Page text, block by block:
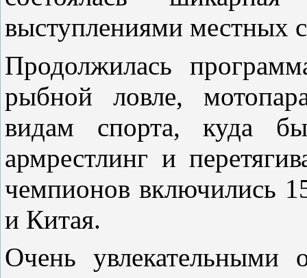
выступлениями местных
Продолжилась
рыбной ловле,
видам спорта, куда
армрестлинг и
чемпионов включились
и Китая.
Очень увлекательными